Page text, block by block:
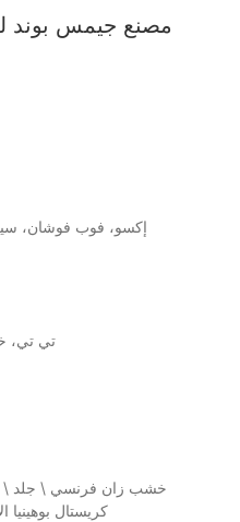
مصنع جيمس بوند
إكسو، فوب فوشان،
/ تي تي،
كريستال